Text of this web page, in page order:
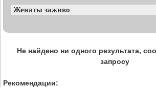
Не найдено ни одного результата,
запросу
Рекомендации: